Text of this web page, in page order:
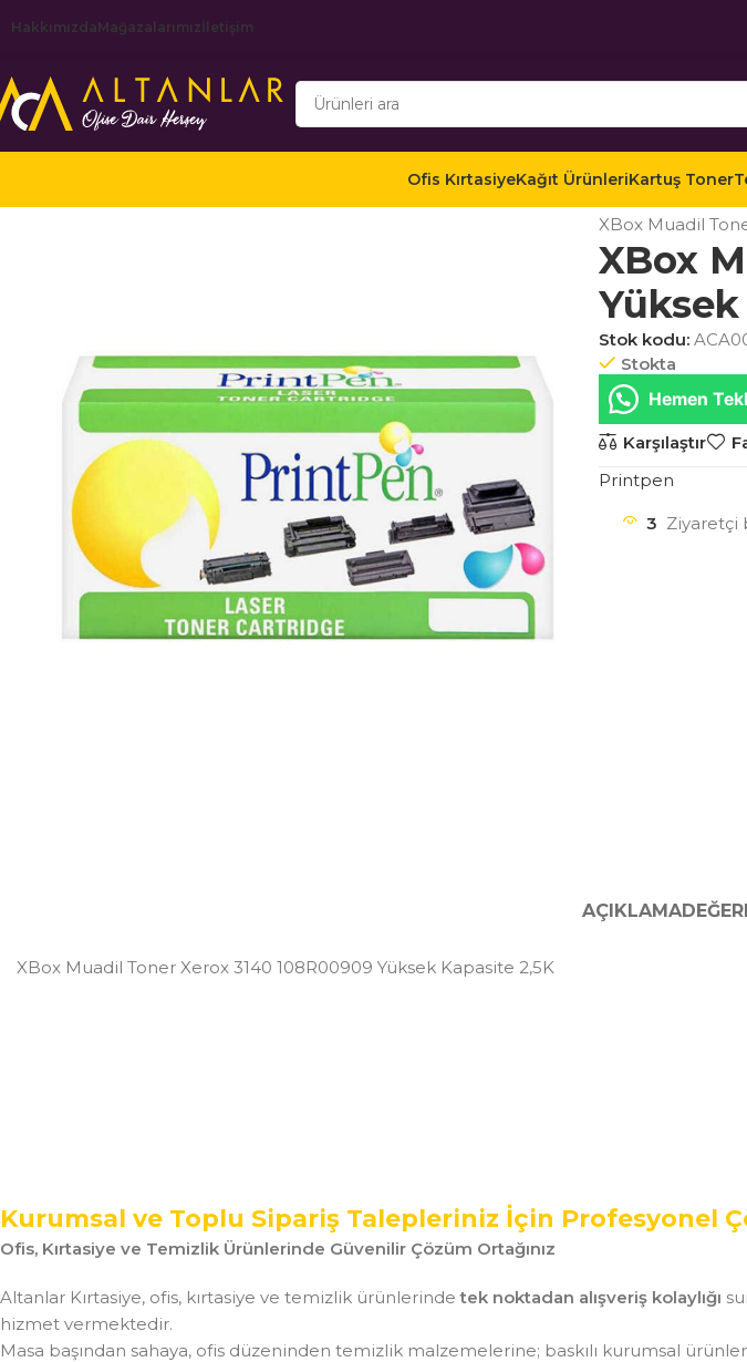
HakkımızdaMağazalarımız İletişim
Ofis KırtasiyeKağıt ÜrünleriKartuş Toner
XBox Muadil
XBox
Stok kodu:
Stokta
Hemen
Karşılaştır
Printpen
3 Ziyaretçi
AÇIKLAMA
XBox Muadil Toner Xerox 3140 108R00909 Yüksek Kapasite 2,5K
Kurumsal ve Toplu Sipariş Talepleriniz İçin Profesyonel
Ofis, Kırtasiye ve Temizlik Ürünlerinde Güvenilir Çözüm Ortağınız
Altanlar Kırtasiye, ofis, kırtasiye ve temizlik ürünlerindetek noktadan alışveriş kolaylığı
hizmet vermektedir.
Masa başından sahaya, ofis düzeninden temizlik malzemelerine; baskılı kurumsal